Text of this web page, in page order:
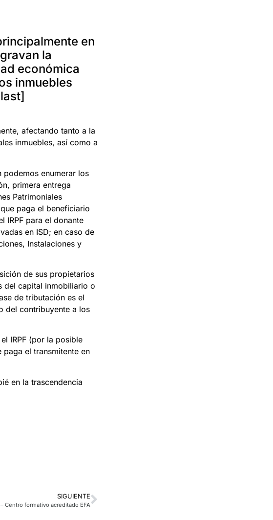
en
la
económica
inmuebles
afectando tanto a la
inmuebles, así como a
podemos enumerar los
primera entrega
Patrimoniales
paga el beneficiario
IRPF para el donante
en ISD; en caso de
Instalaciones y
de sus propietarios
del capital inmobiliario o
de tributación es el
del contribuyente a los
IRPF (por la posible
el transmitente en
en la trascendencia
SIGUIENTE
Centro formativo acreditado EFA